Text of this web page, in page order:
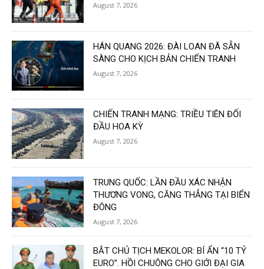
August 7, 2026
HÁN QUANG 2026: ĐÀI LOAN ĐÃ SẴN
SÀNG CHO KỊCH BẢN CHIẾN TRANH
August 7, 2026
CHIẾN TRANH MẠNG: TRIỀU TIÊN ĐỐI
ĐẦU HOA KỲ
August 7, 2026
TRUNG QUỐC: LẦN ĐẦU XÁC NHẬN
THƯƠNG VONG, CĂNG THẲNG TẠI BIỂN
ĐÔNG
August 7, 2026
BẮT CHỦ TỊCH MEKOLOR: BÍ ẨN “10 TỶ
EURO”. HỒI CHUÔNG CHO GIỚI ĐẠI GIA